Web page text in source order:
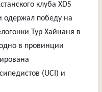
клуба XDS
одержал победу на
Тур Хайнаня в
в провинции
(UCI) и